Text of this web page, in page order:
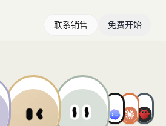
联系销售 免费开始